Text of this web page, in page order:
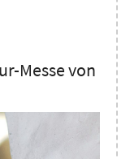
Messe von